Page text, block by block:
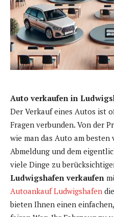
Auto verkaufen in
Der Verkauf eines Autos ist
Fragen verbunden. Von der
wie man das Auto am
Abmeldung und dem
viele Dinge zu
Ludwigshafen verkaufen
Autoankauf Ludwigshafen
bieten Ihnen einen